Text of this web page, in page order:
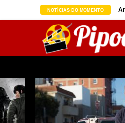
NOTÍCIAS DO MOMENTO
seguindo sucesso d ...